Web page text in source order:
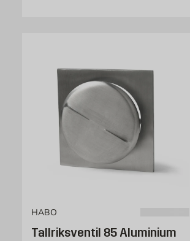
HABO
Tallriksventil 85 Aluminium